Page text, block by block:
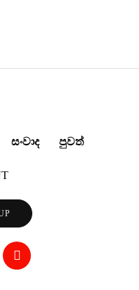
සෞඛ්‍ය වෘත්තිවලට නව
සංවාද පුවත්